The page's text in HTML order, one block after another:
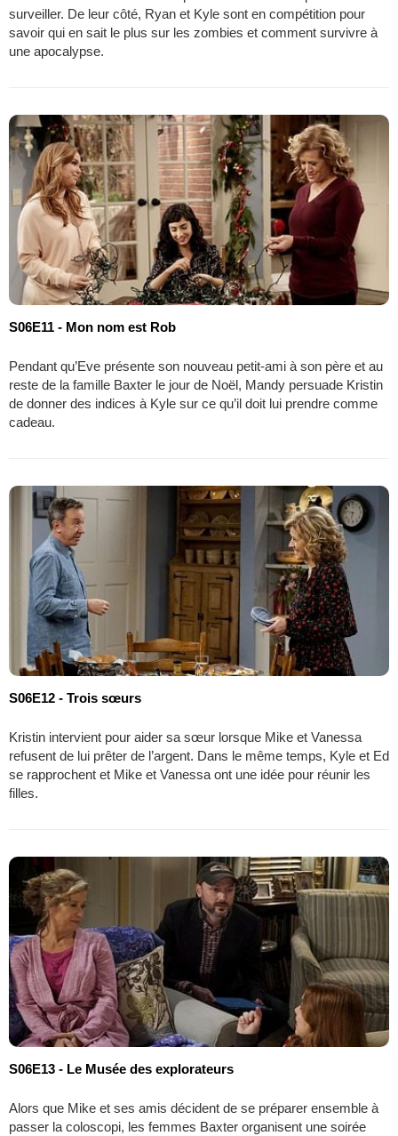
surveiller. De leur côté, Ryan et Kyle sont en compétition pour
savoir qui en sait le plus sur les zombies et comment survivre à
une apocalypse.
S06E11 - Mon nom est Rob
Pendant qu’Eve présente son nouveau petit-ami à son père et au
reste de la famille Baxter le jour de Noël, Mandy persuade Kristin
de donner des indices à Kyle sur ce qu’il doit lui prendre comme
cadeau.
S06E12 - Trois sœurs
Kristin intervient pour aider sa sœur lorsque Mike et Vanessa
refusent de lui prêter de l’argent. Dans le même temps, Kyle et Ed
se rapprochent et Mike et Vanessa ont une idée pour réunir les
filles.
S06E13 - Le Musée des explorateurs
Alors que Mike et ses amis décident de se préparer ensemble à
passer la coloscopi, les femmes Baxter organisent une soirée